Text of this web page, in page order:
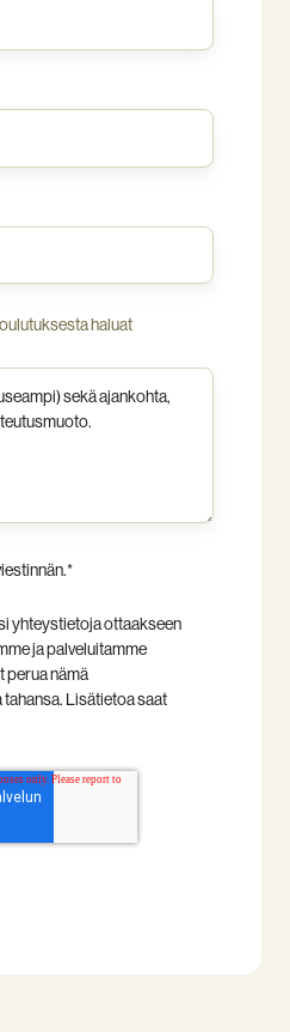
haluat
*
yhteystietoja ottaakseen
ja palveluitamme
perua nämä
Lisätietoa saat